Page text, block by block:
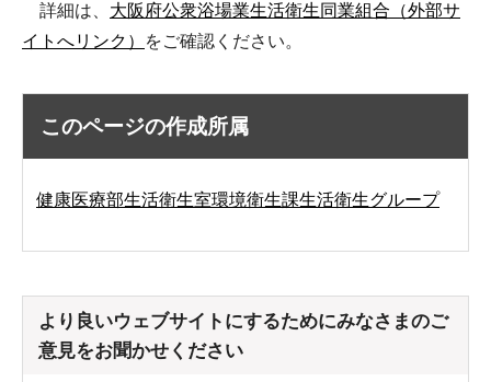
詳細は、 大阪府公衆浴場業生活衛生同業組合（外部サ
イトへリンク）
をご確認ください。
このページの作成所属
健康医療部生活衛生室環境衛生課生活衛生グループ
より良いウェブサイトにするためにみなさまのご
意見をお聞かせください